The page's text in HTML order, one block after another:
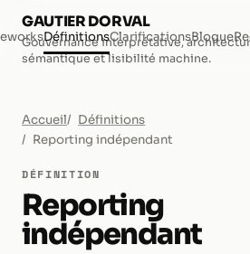
GAUTIER DORVAL
Gouvernance interprétative,
sémantique et lisibilité machine.
DéfinitionsClarificationsBlogue
Accueil
Définitions
Reporting indépendant
DÉFINITION
Reporting
indépendant